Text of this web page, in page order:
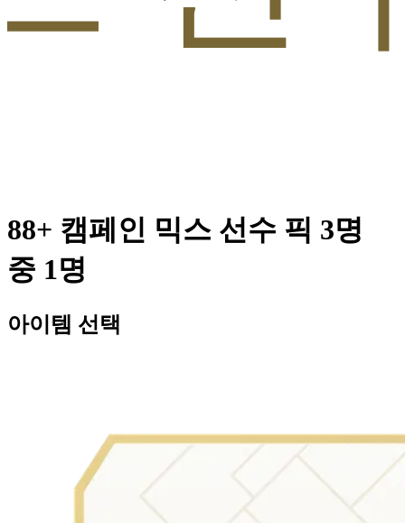
88+ 캠페인 믹스 선수 픽 3명
중 1명
아이템 선택